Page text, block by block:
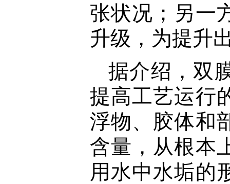
张状况；另一
升级，为提升
据介绍，双
提高工艺运行
浮物、胶体和
含量，从根本
用水中水垢的